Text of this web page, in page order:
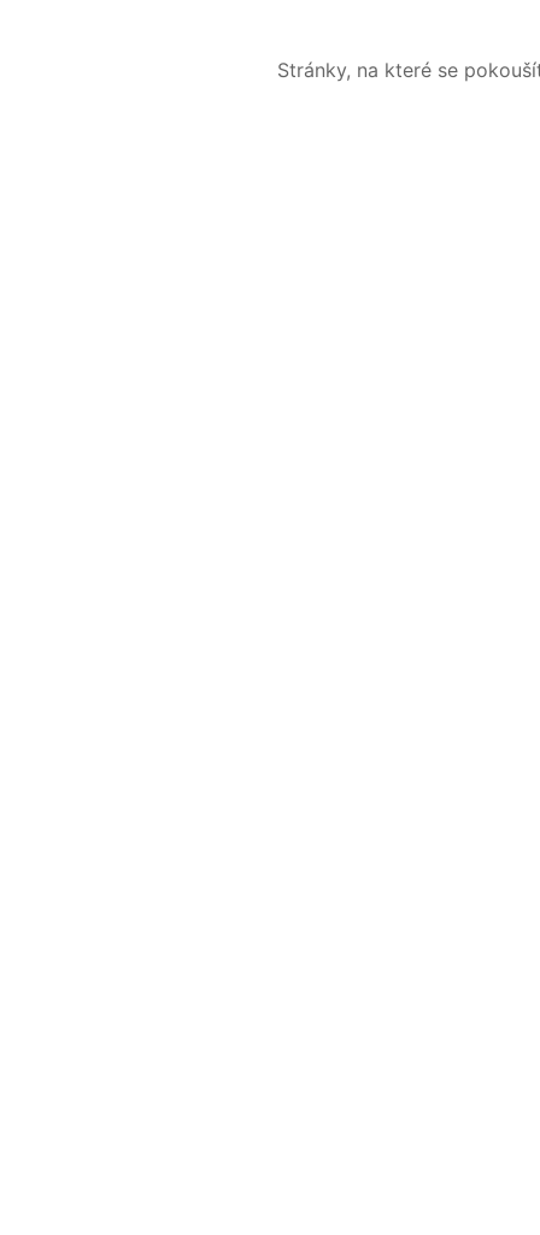
Stránky, na které se